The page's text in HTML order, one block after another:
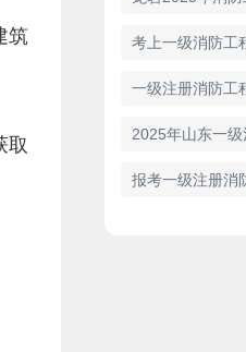
筑
取
报考一级注册消